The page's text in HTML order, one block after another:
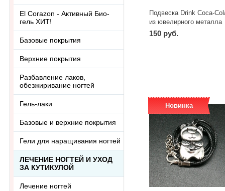
Подвеска Drink Coca-
из ювелирного металла
150 руб.
Новинка
El Corazon - Активный Био-
гель ХИТ!
Базовые покрытия
Верхние покрытия
Разбавление лаков,
обезжиривание ногтей
Гель-лаки
Базовые и верхние покрытия
Гели для наращивания ногтей
ЛЕЧЕНИЕ НОГТЕЙ И УХОД
ЗА КУТИКУЛОЙ
Лечение ногтей